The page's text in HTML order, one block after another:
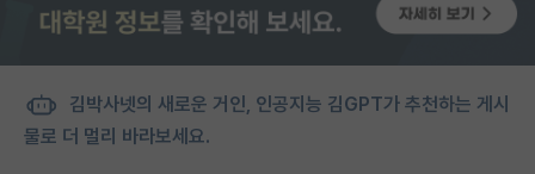
김박사넷의 새로운 거인, 인공지능 김GPT가 추천하는 게시
물로 더 멀리 바라보세요.